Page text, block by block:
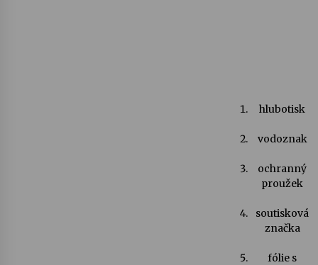
hlubotisk
vodoznak
ochranný
proužek
soutisková
značka
fólie s